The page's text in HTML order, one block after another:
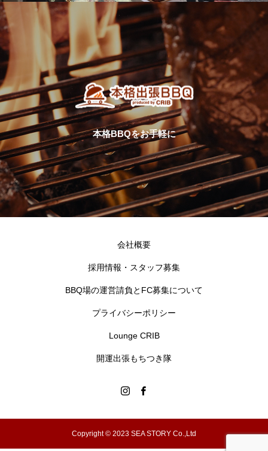
本格BBQをお手軽に
会社概要
採用情報・スタッフ募集
BBQ場の運営請負とFC募集について
プライバシーポリシー
Lounge CRIB
開運出張もちつき隊
Copyright © 2023 SEA STORY Co.,Ltd